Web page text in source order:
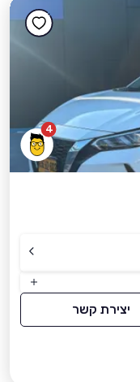
4
יצירת קשר